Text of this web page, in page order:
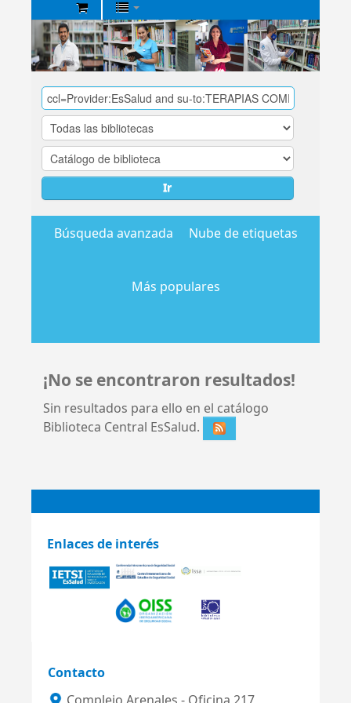
Biblioteca
Central
EsSalud
Ir
Búsqueda avanzada Nube de etiquetas
Más populares
¡No se encontraron resultados!
Sin resultados para ello en el catálogo
Biblioteca Central EsSalud.
Enlaces de interés
Contacto